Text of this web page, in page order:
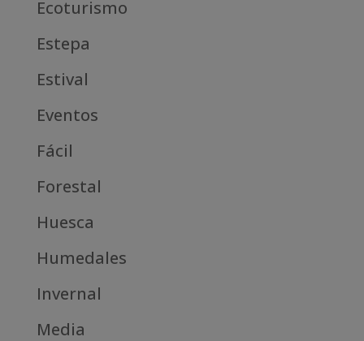
Ecoturismo
Estepa
Estival
Eventos
Fácil
Forestal
Huesca
Humedales
Invernal
Media